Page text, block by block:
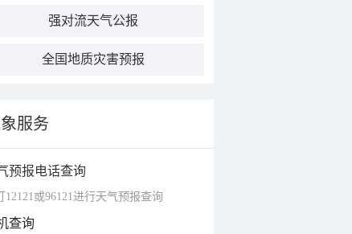
强对流天气公报
全国地质灾害预报
服务
预报电话查询
12121或96121进行天气预报查询
查询